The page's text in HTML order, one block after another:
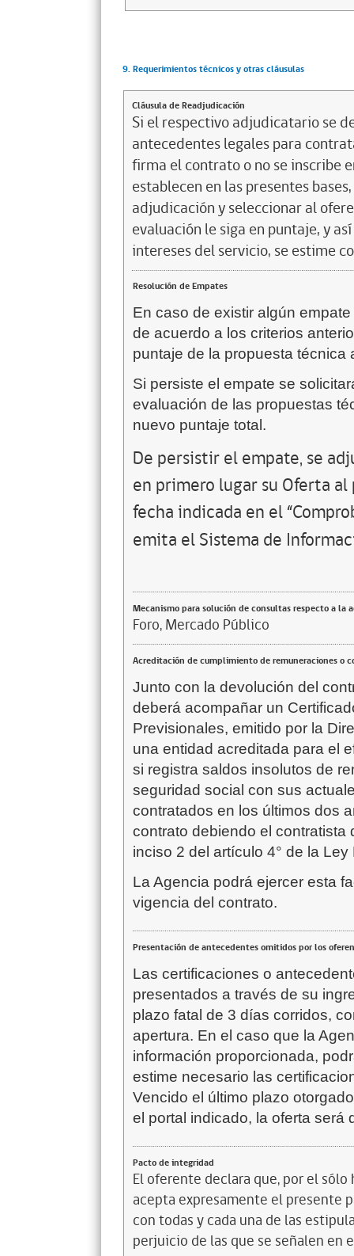
9. Requerimientos técnicos y otras cláusulas
Cláusula de Readjudicación
Si el respectivo adjudicatario se
antecedentes legales para
firma el contrato o no se inscribe
establecen en las presentes
adjudicación y seleccionar al
evaluación le siga en puntaje, y
intereses del servicio, se estime
Resolución de Empates
En caso de existir algún
de acuerdo a los criterios
puntaje de la propuesta técnica
Si persiste el empate se
evaluación de las propuestas
nuevo puntaje total.
De persistir el empate, se
en primero lugar su Oferta
fecha indicada en el
emita el Sistema de
Mecanismo para solución de consultas respecto a la
Foro, Mercado Público
Acreditación de cumplimiento de remuneraciones o
Junto con la devolución del
deberá acompañar un
Previsionales, emitido por la
una entidad acreditada para el
si registra saldos insolutos de
seguridad social con sus
contratados en los últimos dos
contrato debiendo el contratista
inciso 2 del artículo 4° de la Ley
La Agencia podrá ejercer esta
vigencia del contrato.
Presentación de antecedentes omitidos por los
Las certificaciones o
presentados a través de su
plazo fatal de 3 días corridos,
apertura. En el caso que la
información proporcionada,
estime necesario las
Vencido el último plazo
el portal indicado, la oferta será
Pacto de integridad
El oferente declara que, por el
acepta expresamente el presente
con todas y cada una de las
perjuicio de las que se señalen en